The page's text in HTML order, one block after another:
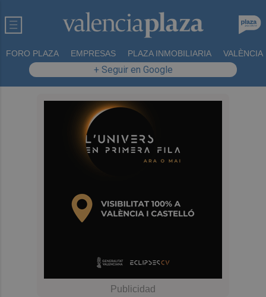
FORO PLAZA EMPRESAS PLAZA INMOBILIARIA VALÈNCIA
+ Seguir en Google